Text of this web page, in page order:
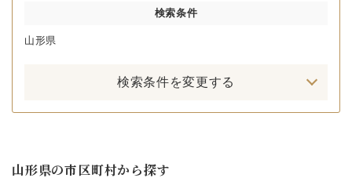
検索条件
山形県
検索条件を変更する
山形県の市区町村から探す